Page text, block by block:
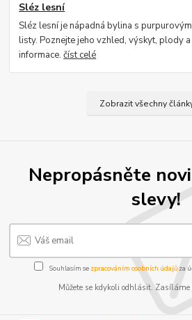
Sléz lesní
Sléz lesní je nápadná bylina s
listy. Poznejte jeho vzhled, výskyt, plody
informace.číst celé
Zobrazit všechny
Nepropásněte
slevy!
Souhlasím se zpracováním osobních údajůza
Můžete se kdykoli odhlásit.